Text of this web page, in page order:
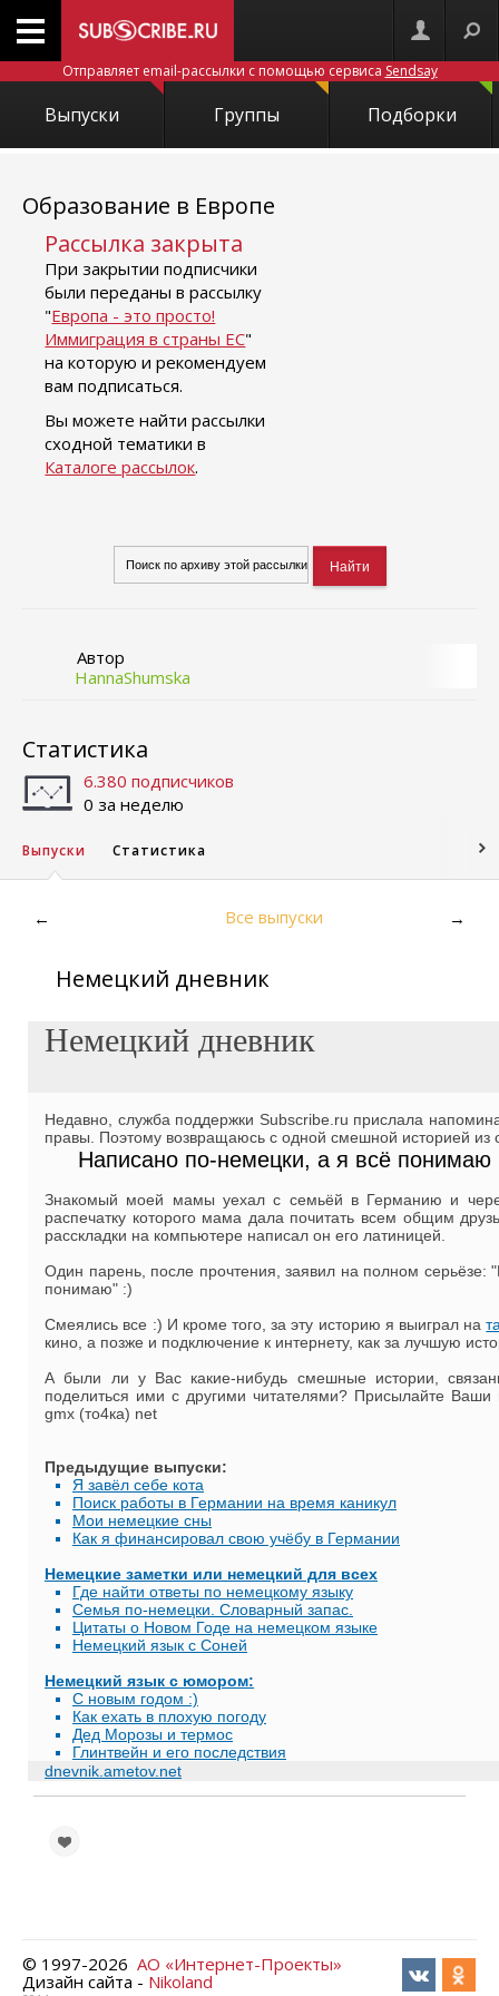
Отправляет email-рассылки с помощью сервиса Sendsay
Выпуски Группы Подборки
Образование в Европе
Рассылка закрыта
При закрытии подписчики
были переданы в рассылку
"Европа - это просто!
Иммиграция в страны ЕС"
на которую и рекомендуем
вам подписаться.
Вы можете найти рассылки
сходной тематики в
Каталоге рассылок.
Автор
HannaShumska
Статистика
6.380 подписчиков
0 за неделю
Выпуски Статистика
← Все выпуски →
Немецкий дневник
Немецкий дневник
Недавно, служба поддержки Subscribe.ru прислала
правы. Поэтому возвращаюсь с одной смешной историей из
Написано по-немецки, а я всё понимаю
Знакомый моей мамы уехал с семьёй в Германию и
распечатку которого мама дала почитать всем общим
расскладки на компьютере написал он его латиницей.
Один парень, после прочтения, заявил на полном
понимаю" :)
Смеялись все :) И кроме того, за эту историю я выиграл на
кино, а позже и подключение к интернету, как за лучшую
А были ли у Вас какие-нибудь смешные истории,
поделиться ими с другими читателями? Присылайте
gmx (то4ка) net
Предыдущие выпуски:
Я завёл себе кота
Поиск работы в Германии на время каникул
Мои немецкие сны
Как я финансировал свою учёбу в Германии
Немецкие заметки или немецкий для всех
Где найти ответы по немецкому языку
Семья по-немецки. Словарный запас.
Цитаты о Новом Годе на немецком языке
Немецкий язык с Соней
Немецкий язык с юмором:
С новым годом :)
Как ехать в плохую погоду
Дед Морозы и термос
Глинтвейн и его последствия
dnevnik.ametov.net
© 1997-2026 АО «Интернет-Проекты»
Дизайн сайта - Nikoland